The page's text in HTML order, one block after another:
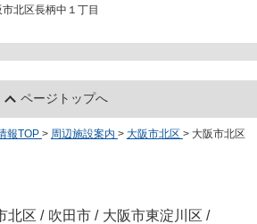
北区長柄中１丁目
ページトップへ
報TOP > 周辺施設案内 > 大阪市北区 > 大阪市北区
北区 / 吹田市 / 大阪市東淀川区 /